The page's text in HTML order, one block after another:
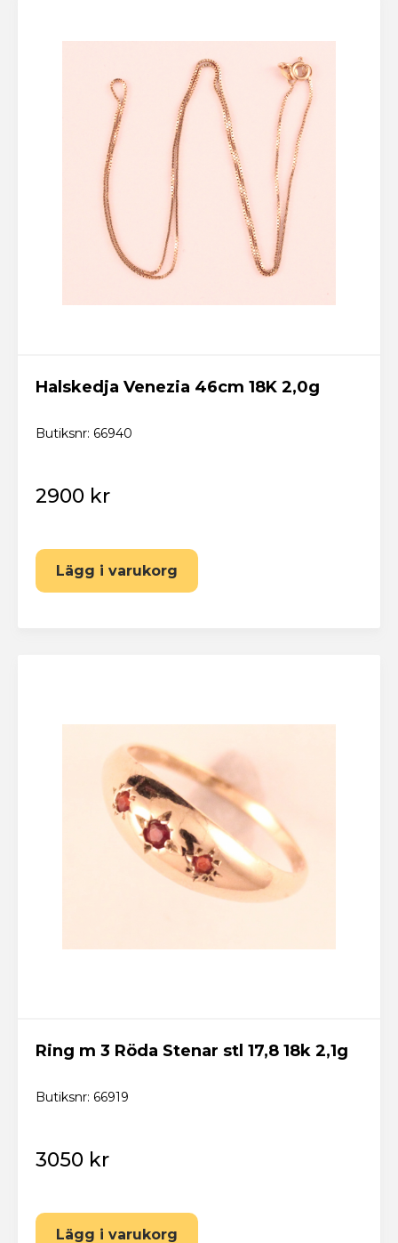
Halskedja Venezia 46cm 18K 2,0g
Butiksnr: 66940
2900 kr
Lägg i varukorg
Ring m 3 Röda Stenar stl 17,8 18k 2,1g
Butiksnr: 66919
3050 kr
Lägg i varukorg